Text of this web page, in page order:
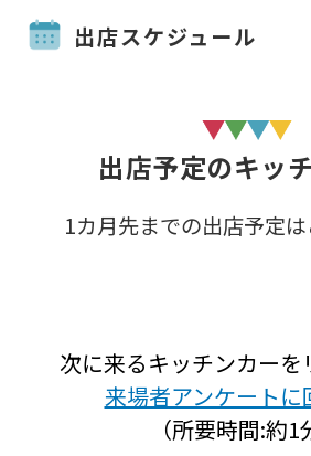
出店スケジュール
出店予定のキッ
1カ月先までの出店予定
次に来るキッチンカーを
来場者アンケートに
（所要時間:約1